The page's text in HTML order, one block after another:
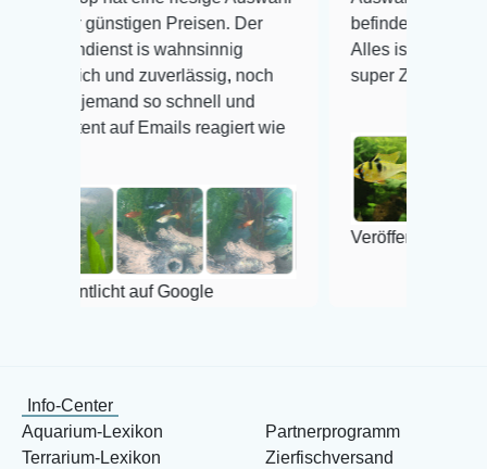
Preisen. Der
is wahnsinnig
und zuverlässig, noch
so schnell und
auf Emails reagiert wie
auf Google
befinden der Fische
Alles ist quick lebendig und
super Zustand. Gerne wieder
Veröffentlicht auf Google
Info-Center
Aquarium-Lexikon
Terrarium-Lexikon
Partnerprogramm
Zierfischversand